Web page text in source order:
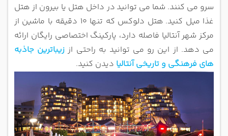
سرو می کنند. شما می توانید در داخل هتل یا بیرون از هتل
غذا میل کنید.
هتل دلوکس که تنها 10 دقیقه با ماشین از
مرکز شهر آنتالیا فاصله دارد، پارکینگ اختصاصی رایگان ارائه
می دهد. از این رو می توانید به راحتی از زیباترین جاذبه
های فرهنگی و تاریخی آنتالیا دیدن کنید.